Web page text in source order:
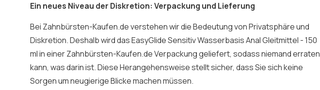
Ein neues Niveau der Diskretion: Verpackung und Lieferung
Bei Zahnbürsten-Kaufen.de verstehen wir die Bedeutung von Privatsphäre und
Diskretion. Deshalb wird das EasyGlide Sensitiv Wasserbasis Anal Gleitmittel - 150
ml in einer Zahnbürsten-Kaufen.de Verpackung geliefert, sodass niemand erraten
kann, was darin ist. Diese Herangehensweise stellt sicher, dass Sie sich keine
Sorgen um neugierige Blicke machen müssen.